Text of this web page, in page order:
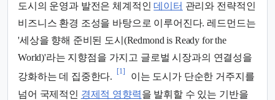
도시의 운영과 발전은 체계적인데이터 관리와 전략적인
비즈니스 환경 조성을 바탕으로 이루어진다. 레드먼드는
'세상을 향해 준비된 도시(Redmond is Ready for the
World)'라는 지향점을 가지고 글로벌 시장과의 연결성을
강화하는 데 집중한다.
[1]
이는 도시가 단순한 거주지를
넘어 국제적인 경제적 영향력을 발휘할 수 있는 기반을